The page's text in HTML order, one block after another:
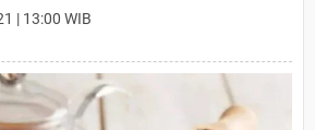
| 13:00 WIB